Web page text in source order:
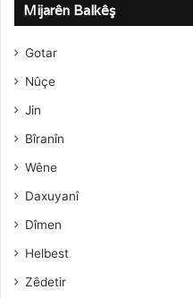
Mijarên Balkêş
Gotar
Nûçe
Jin
Bîranîn
Wêne
Daxuyanî
Dîmen
Helbest
Zêdetir